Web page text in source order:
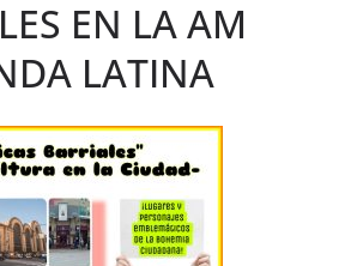
EN LA AM
LATINA